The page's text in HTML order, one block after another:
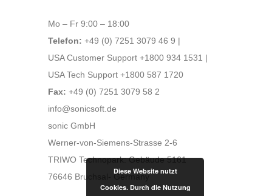
Mo – Fr 9:00 – 18:00
Telefon: +49 (0) 7251 3079 46 9 |
USA Customer Support +1800 934 1531 |
USA Tech Support +1800 587 1720
Fax: +49 (0) 7251 3079 58 2
info@sonicsoft.de
sonic GmbH
Werner-von-Siemens-Strasse 2-6
TRIWO Technopark: Gebäude 5161
76646 Bruchsal- Germany
Diese Website nutzt
Cookies. Durch die Nutzung